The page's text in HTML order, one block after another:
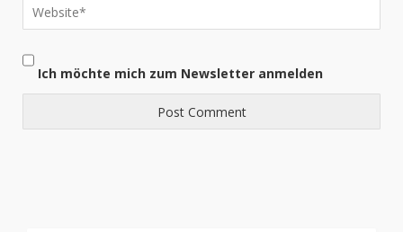
Ich möchte mich zum Newsletter anmelden